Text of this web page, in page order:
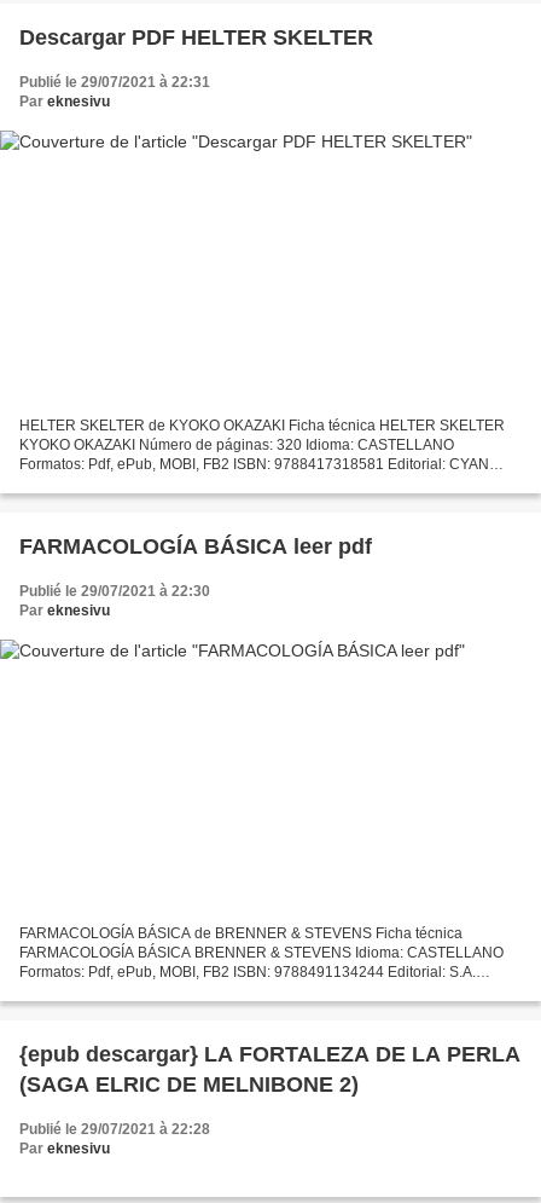
Descargar PDF HELTER SKELTER
Publié le 29/07/2021 à 22:31
Par eknesivu
HELTER SKELTER de KYOKO OKAZAKI Ficha técnica HELTER SKELTER
KYOKO OKAZAKI Número de páginas: 320 Idioma: CASTELLANO
Formatos: Pdf, ePub, MOBI, FB2 ISBN: 9788417318581 Editorial: CYAN
Descarga...
FARMACOLOGÍA BÁSICA leer pdf
Publié le 29/07/2021 à 22:30
Par eknesivu
FARMACOLOGÍA BÁSICA de BRENNER & STEVENS Ficha técnica
FARMACOLOGÍA BÁSICA BRENNER & STEVENS Idioma: CASTELLANO
Formatos: Pdf, ePub, MOBI, FB2 ISBN: 9788491134244 Editorial: S.A.
Descargar epub...
{epub descargar} LA FORTALEZA DE LA PERLA
(SAGA ELRIC DE MELNIBONE 2)
Publié le 29/07/2021 à 22:28
Par eknesivu